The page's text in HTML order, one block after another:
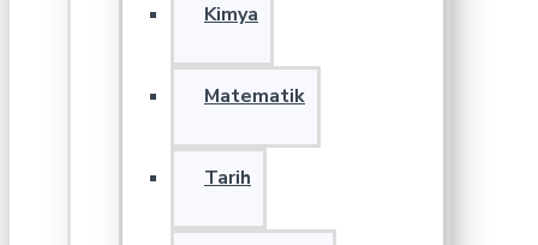
Kimya
Matematik
Tarih